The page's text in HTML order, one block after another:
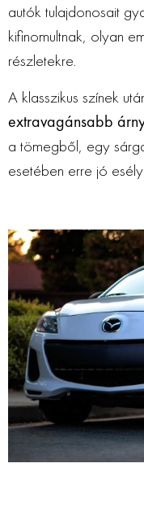
autók tulajdonosait
kifinomultnak, olyan
részletekre.
A klasszikus színek
extravagánsabb
a tömegből, egy
esetében erre jó